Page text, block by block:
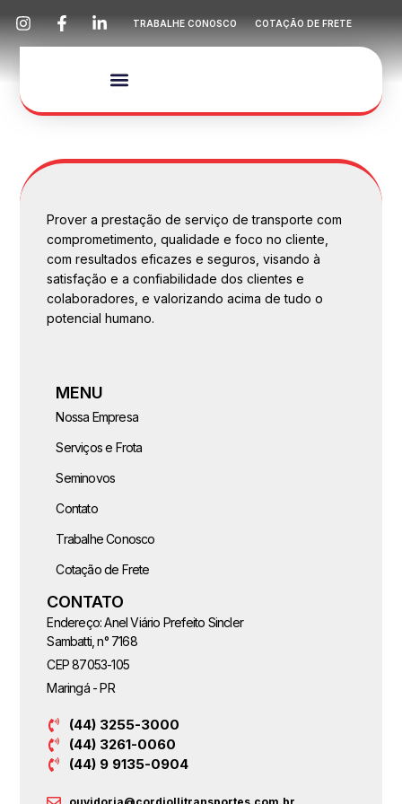
TRABALHE CONOSCO COTAÇÃO DE FRETE
Prover a prestação de serviço de transporte com
comprometimento, qualidade e foco no cliente,
com resultados eficazes e seguros, visando à
satisfação e a confiabilidade dos clientes e
colaboradores, e valorizando acima de tudo o
potencial humano.
MENU
Nossa Empresa
Serviços e Frota
Seminovos
Contato
Trabalhe Conosco
Cotação de Frete
CONTATO
Endereço: Anel Viário Prefeito Sincler
Sambatti, n° 7168
CEP 87053-105
Maringá - PR
(44) 3255-3000
(44) 3261-0060
(44) 9 9135-0904